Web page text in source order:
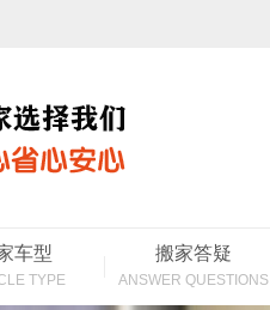
车型
TYPE
搬家答疑
ANSWER QUESTIONS